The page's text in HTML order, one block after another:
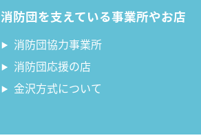
消防団を支えている事業所やお店
消防団協力事業所
消防団応援の店
金沢方式について